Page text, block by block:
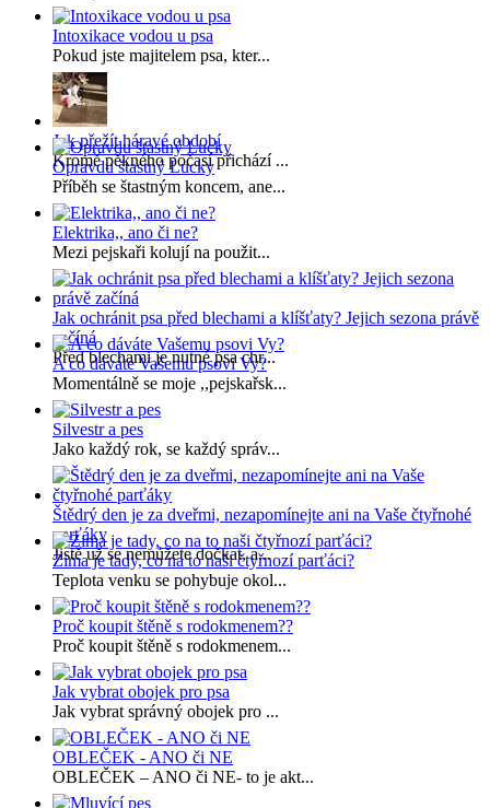
Intoxikace vodou u psa
Pokud jste majitelem psa, kter...
Jak přežít háravé období
Kromě pěkného počasí přichází ...
Opravdu štastný Lucky
Příběh se štastným koncem, ane...
Elektrika,, ano či ne?
Mezi pejskaři kolují na použit...
Jak ochránit psa před blechami a klíšťaty? Jejich sezona právě
začíná
Před blechami je nutné psa chr...
A co dáváte Vašemu psovi Vy?
Momentálně se moje ,,pejskařsk...
Silvestr a pes
Jako každý rok, se každý správ...
Štědrý den je za dveřmi, nezapomínejte ani na Vaše čtyřnohé
parťáky
Jistě už se nemůžete dočkat, a...
Zima je tady, co na to naši čtyřnozí parťáci?
Teplota venku se pohybuje okol...
Proč koupit štěně s rodokmenem??
Proč koupit štěně s rodokmenem...
Jak vybrat obojek pro psa
Jak vybrat správný obojek pro ...
OBLEČEK - ANO či NE
OBLEČEK – ANO či NE- to je akt...